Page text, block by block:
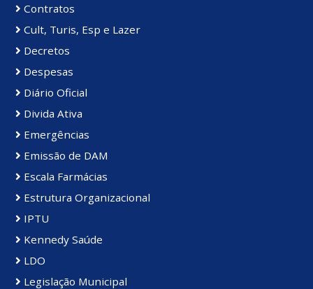
Contratos
Cult, Turis, Esp e Lazer
Decretos
Despesas
Diário Oficial
Divida Ativa
Emergências
Emissão de DAM
Escala Farmácias
Estrutura Organizacional
IPTU
Kennedy Saúde
LDO
Legislação Municipal